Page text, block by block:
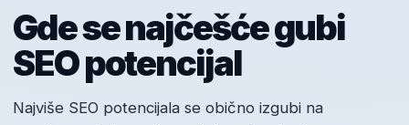
Gde se najčešće gubi
SEO potencijal
Najviše SEO potencijala se obično izgubi na